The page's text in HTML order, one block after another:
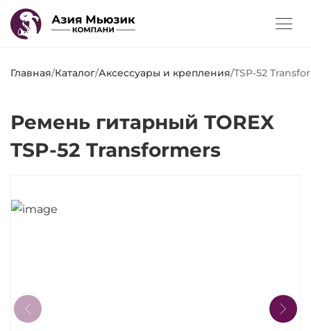
Главная/Каталог/Аксессуары и крепления/TSP-52
Ремень гитарный TOREX
TSP-52 Transformers